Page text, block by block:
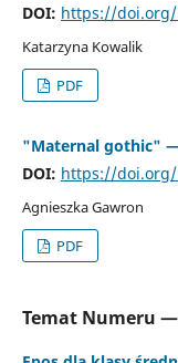
DOI: https://doi.org/
Katarzyna Kowalik
PDF
"Maternal gothic"
DOI: https://doi.org/
Agnieszka Gawron
PDF
Temat Numeru —